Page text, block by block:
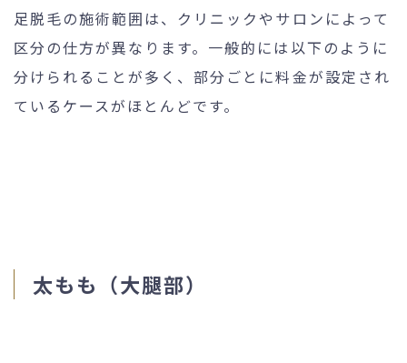
足脱毛の施術範囲は、クリニックやサロンによって
区分の仕方が異なります。一般的には以下のように
分けられることが多く、部分ごとに料金が設定され
ているケースがほとんどです。
太もも（大腿部）